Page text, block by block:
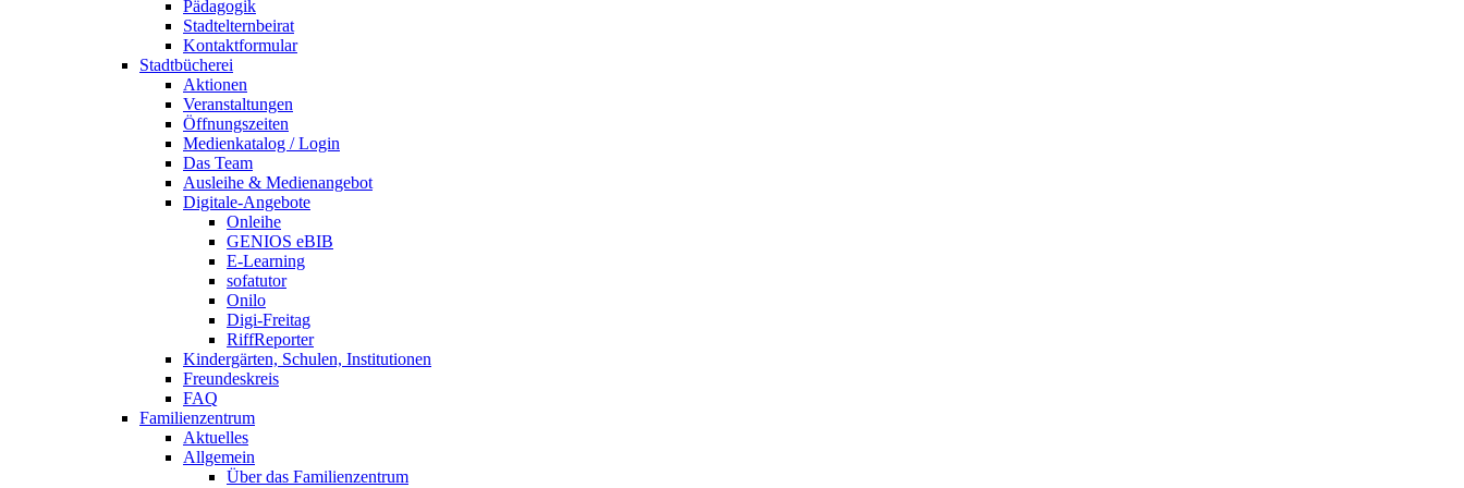
Pädagogik
Stadtelternbeirat
Kontaktformular
Stadtbücherei
Aktionen
Veranstaltungen
Öffnungszeiten
Medienkatalog / Login
Das Team
Ausleihe & Medienangebot
Digitale-Angebote
Onleihe
GENIOS eBIB
E-Learning
sofatutor
Onilo
Digi-Freitag
RiffReporter
Kindergärten, Schulen, Institutionen
Freundeskreis
FAQ
Familienzentrum
Aktuelles
Allgemein
Über das Familienzentrum